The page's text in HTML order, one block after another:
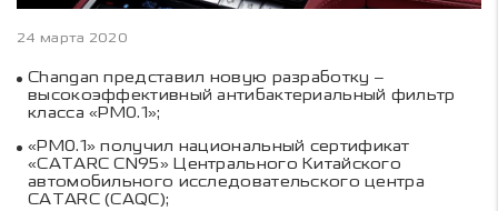
24 марта 2020
Changan представил новую разработку –
высокоэффективный антибактериальный фильтр
класса «PM0.1»;
«PM0.1» получил национальный сертификат
«CATARC CN95» Центрального Китайского
автомобильного исследовательского центра
CATARC (CAQC);